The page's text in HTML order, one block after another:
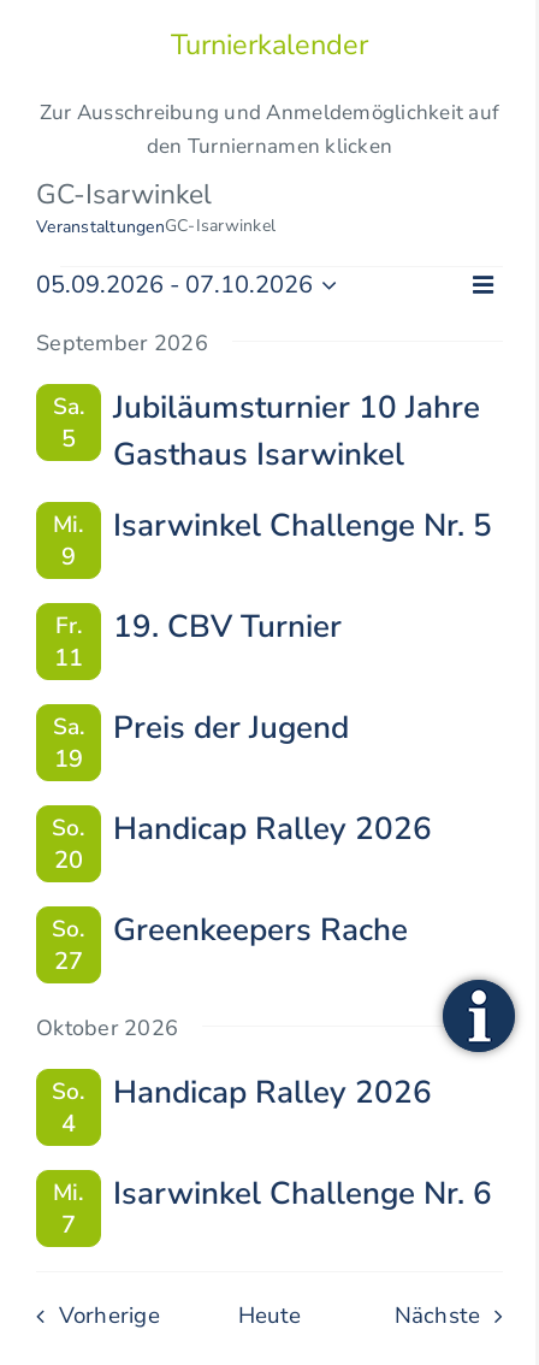
Turnierkalender
Zur Ausschreibung und Anmeldemöglichkeit auf
den Turniernamen klicken
GC-Isarwinkel
VeranstaltungenGC-Isarwinkel
Veranstaltungen Liste
05.09.2026 - 07.10.2026
wählen.
September 2026
Sa.
5
Jubiläumsturnier 10 Jahre
Gasthaus Isarwinkel
Mi.
9
Isarwinkel Challenge Nr. 5
Fr.
11
19. CBV Turnier
Sa.
19
Preis der Jugend
So.
20
Handicap Ralley 2026
So.
27
Greenkeepers Rache
Oktober 2026
So.
4
Handicap Ralley 2026
Mi.
7
Isarwinkel Challenge Nr. 6
VorherigeVeranstaltungen
Heute Nächste